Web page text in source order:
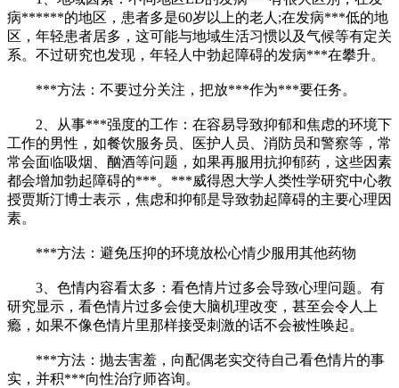
病******的地区，患者多是60岁以上的老人;在发病***低的地
区，年轻患者居多，这可能与地域生活习惯以及气候等有定关
系。不过研究也发现，年轻人中勃起障碍的发病***在攀升。
***方法：不要过分关注，把放***作为***要任务。
2、从事***强度的工作：在容易导致抑郁和焦虑的环境下
工作的男性，如餐饮服务员、医护人员、消防员和警察等，常
常会面临吸烟、酗酒等问题，如果再服用抗抑郁药，这些因素
都会增加勃起障碍的***。***威得恩大学人类性学研究中心教
授贾斯汀博士表示，焦虑和抑郁是导致勃起障碍的主要心理因
素。
***方法：避免压抑的环境放松心情少服用其他药物
3、色情内容看太多：看色情片过多会导致心理问题。有
研究显示，看色情片过多会使大脑机理改变，甚至会令人上
瘾，如果不像色情片里那样接受刺激的话不会被性唤起。
***方法：抛去害羞，向配偶老实交待自己看色情片的事
实，并积***向性治疗师咨询。